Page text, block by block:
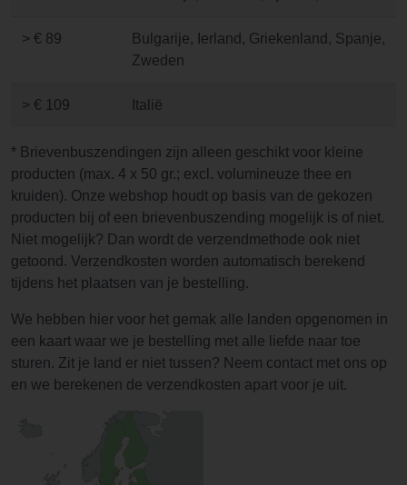
> € 89
Bulgarije, Ierland, Griekenland, Spanje,
Zweden
> € 109 Italië
* Brievenbuszendingen zijn alleen geschikt voor kleine
producten (max. 4 x 50 gr.; excl. volumineuze thee en
kruiden). Onze webshop houdt op basis van de gekozen
producten bij of een brievenbuszending mogelijk is of niet.
Niet mogelijk? Dan wordt de verzendmethode ook niet
getoond. Verzendkosten worden automatisch berekend
tijdens het plaatsen van je bestelling.
We hebben hier voor het gemak alle landen opgenomen in
een kaart waar we je bestelling met alle liefde naar toe
sturen. Zit je land er niet tussen? Neem contact met ons op
en we berekenen de verzendkosten apart voor je uit.